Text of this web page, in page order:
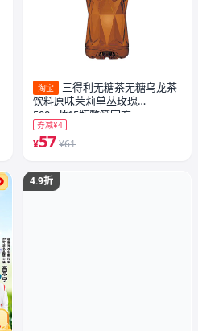
淘宝
三得利无糖茶无糖乌龙茶
饮料原味茉莉单丛玫瑰
500ml*15瓶整箱官方
券减¥4
¥57 ¥61
4.9折